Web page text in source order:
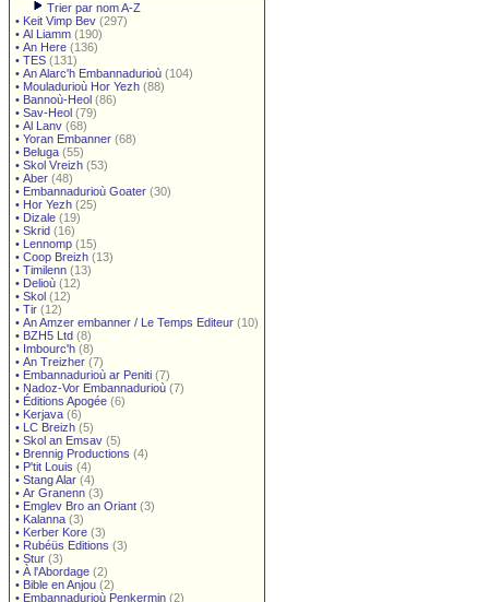
Trier par nom A-Z
• Keit Vimp Bev (297)
• Al Liamm (190)
• An Here (136)
• TES (131)
• An Alarc'h Embannadurioù (104)
• Mouladurioù Hor Yezh (88)
• Bannoù-Heol (86)
• Sav-Heol (79)
• Al Lanv (68)
• Yoran Embanner (68)
• Beluga (55)
• Skol Vreizh (53)
• Aber (48)
• Embannadurioù Goater (30)
• Hor Yezh (25)
• Dizale (19)
• Skrid (16)
• Lennomp (15)
• Coop Breizh (13)
• Timilenn (13)
• Delioù (12)
• Skol (12)
• Tir (12)
• An Amzer embanner / Le Temps Editeur (10)
• BZH5 Ltd (8)
• Imbourc'h (8)
• An Treizher (7)
• Embannadurioù ar Peniti (7)
• Nadoz-Vor Embannadurioù (7)
• Éditions Apogée (6)
• Kerjava (6)
• LC Breizh (5)
• Skol an Emsav (5)
• Brennig Productions (4)
• P'tit Louis (4)
• Stang Alar (4)
• Ar Granenn (3)
• Emglev Bro an Oriant (3)
• Kalanna (3)
• Kerber Kore (3)
• Rubéüs Editions (3)
• Stur (3)
• À l'Abordage (2)
• Bible en Anjou (2)
• Embannadurioù Penkermin (2)